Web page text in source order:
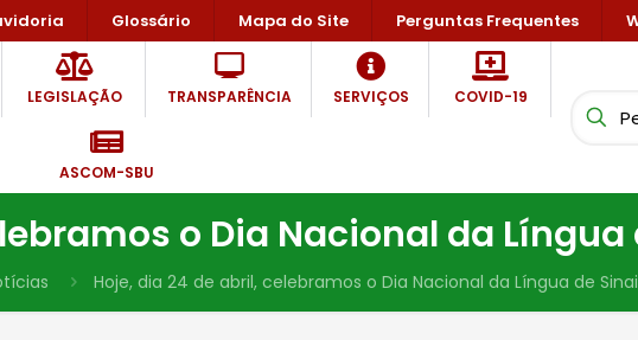
Glossário Mapa do Site Perguntas Frequentes
LEGISLAÇÃO TRANSPARÊNCIA SERVIÇOS COVID-19
ASCOM-SBU
o Dia Nacional da Língua
Hoje, dia 24 de abril, celebramos o Dia Nacional da Língua de